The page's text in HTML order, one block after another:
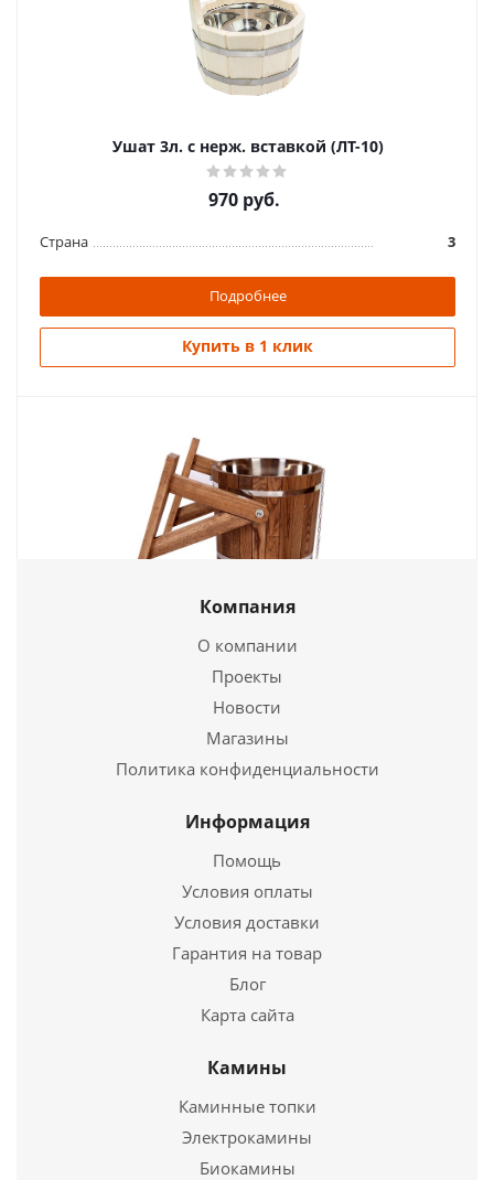
Ушат 3л. с нерж. вставкой (ЛТ-10)
970руб.
Страна 3
Подробнее
Купить в 1 клик
Обливное устройство 16л. с нерж. вставкой (Дуб),
арт. ОН-Д16
6 201
Купить в 1 клик
Шайка 10л. с нерж. вставкой (ЛТ-9)
2 464руб.
Компания
О компании
Проекты
Новости
Магазины
Политика конфиденциальности
Информация
Помощь
Условия оплаты
Условия доставки
Гарантия на товар
Блог
Карта сайта
Камины
Каминные топки
Электрокамины
Биокамины